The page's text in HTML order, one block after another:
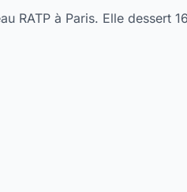
RATP à Paris. Elle dessert